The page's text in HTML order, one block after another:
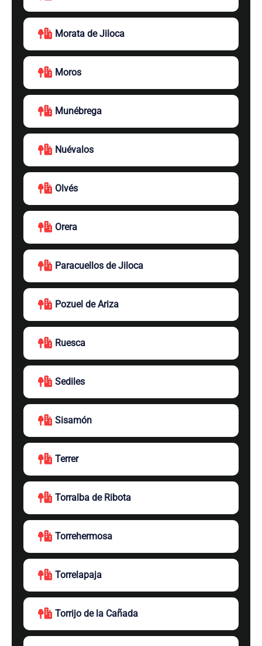
Morata de Jiloca
Moros
Munébrega
Nuévalos
Olvés
Orera
Paracuellos de Jiloca
Pozuel de Ariza
Ruesca
Sediles
Sisamón
Terrer
Torralba de Ribota
Torrehermosa
Torrelapaja
Torrijo de la Cañada